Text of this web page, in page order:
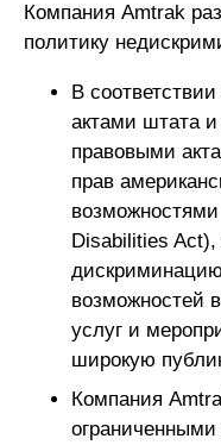
Компания Amtrak
политику
В
актами штата
правовыми
прав
Disabilities
возможностей
услуг и
широкую
Компания